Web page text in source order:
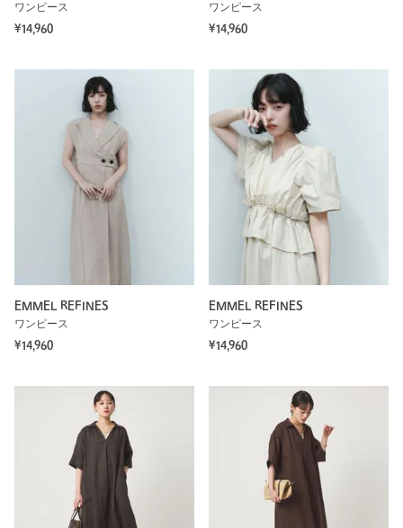
ワンピース
¥14,960
ワンピース
¥14,960
EMMEL REFINES
ワンピース
¥14,960
EMMEL REFINES
ワンピース
¥14,960